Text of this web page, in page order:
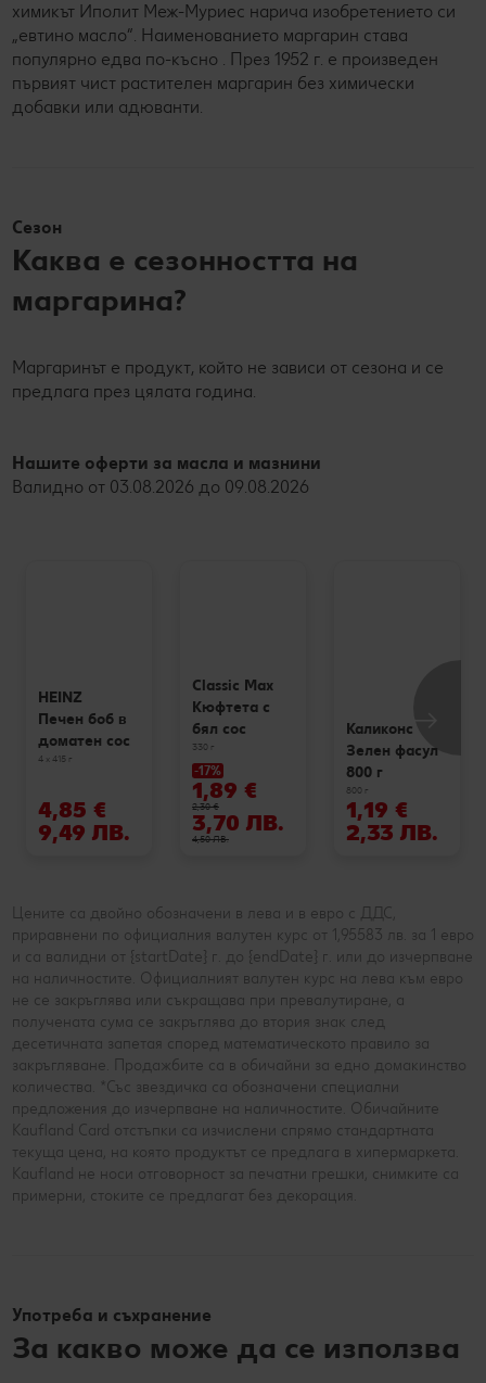
химикът Иполит Меж-Муриес нарича изобретението си
„евтино масло“. Наименованието маргарин става
популярно едва по-късно . През 1952 г. е произведен
първият чист растителен маргарин без химически
добавки или адюванти.
Сезон
Каква е сезонността на
маргарина?
Маргаринът е продукт, който не зависи от сезона и се
предлага през цялата година.
Нашите оферти за масла и мазнини
Валидно от 03.08.2026 до 09.08.2026
HEINZ
Печен боб в
доматен сос
4 x 415 г
4,85 €
9,49 ЛВ.
Classic Max
Кюфтета с
бял сос
330 г
-17%
1,89 €
2,30 €
3,70 ЛВ.
4,50 ЛВ.
Каликонс
Зелен фасул
800 г
800 г
1,19 €
2,33 ЛВ.
Цените са двойно обозначени в лева и в евро с ДДС,
приравнени по официалния валутен курс от 1,95583 лв. за 1 евро
и са валидни от {startDate} г. до {endDate} г. или до изчерпване
на наличностите. Официалният валутен курс на лева към евро
не се закръглява или съкращава при превалутиране, а
получената сума се закръглява до втория знак след
десетичната запетая според математическото правило за
закръгляване. Продажбите са в обичайни за едно домакинство
количества. *Със звездичка са обозначени специални
предложения до изчерпване на наличностите. Обичайните
Kaufland Card отстъпки са изчислени спрямо стандартната
текуща цена, на която продуктът се предлага в хипермаркета.
Kaufland не носи отговорност за печатни грешки, снимките са
примерни, стоките се предлагат без декорация.
Употреба и съхранение
За какво може да се използва